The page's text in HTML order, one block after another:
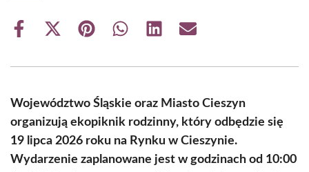
Share
Share
(Twitter)
Share Share Share Share
Województwo Śląskie oraz Miasto Cieszyn
organizują ekopiknik rodzinny, który odbędzie się
19 lipca 2026 roku na Rynku w Cieszynie.
Wydarzenie zaplanowane jest w godzinach od 10:00